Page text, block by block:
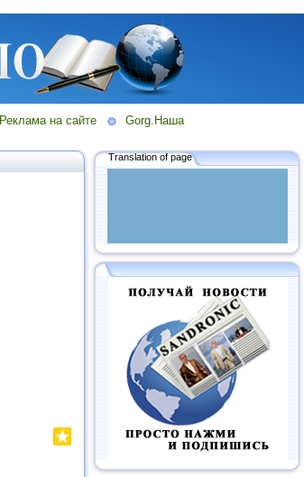
Реклама на сайте
Gorg.Наша
Translation of page